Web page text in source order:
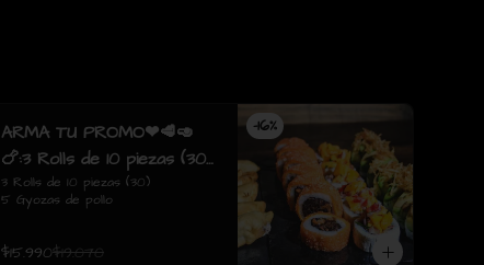
-16%
ARMA TU PROMO❤🥩🥑
🍗:3 Rolls de 10 piezas (30)
5 Gyozas de pollo
3 Rolls de 10 piezas (30)
5 Gyozas de pollo
$15.990$19.070